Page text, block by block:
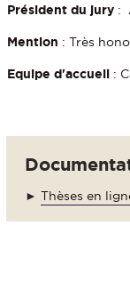
Président du jury :
Mention : Très
Equipe d'accueil :
► Thèses en